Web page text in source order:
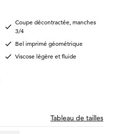
Coupe décontractée, manches
3/4
Bel imprimé géométrique
Viscose légère et fluide
Tableau de tailles